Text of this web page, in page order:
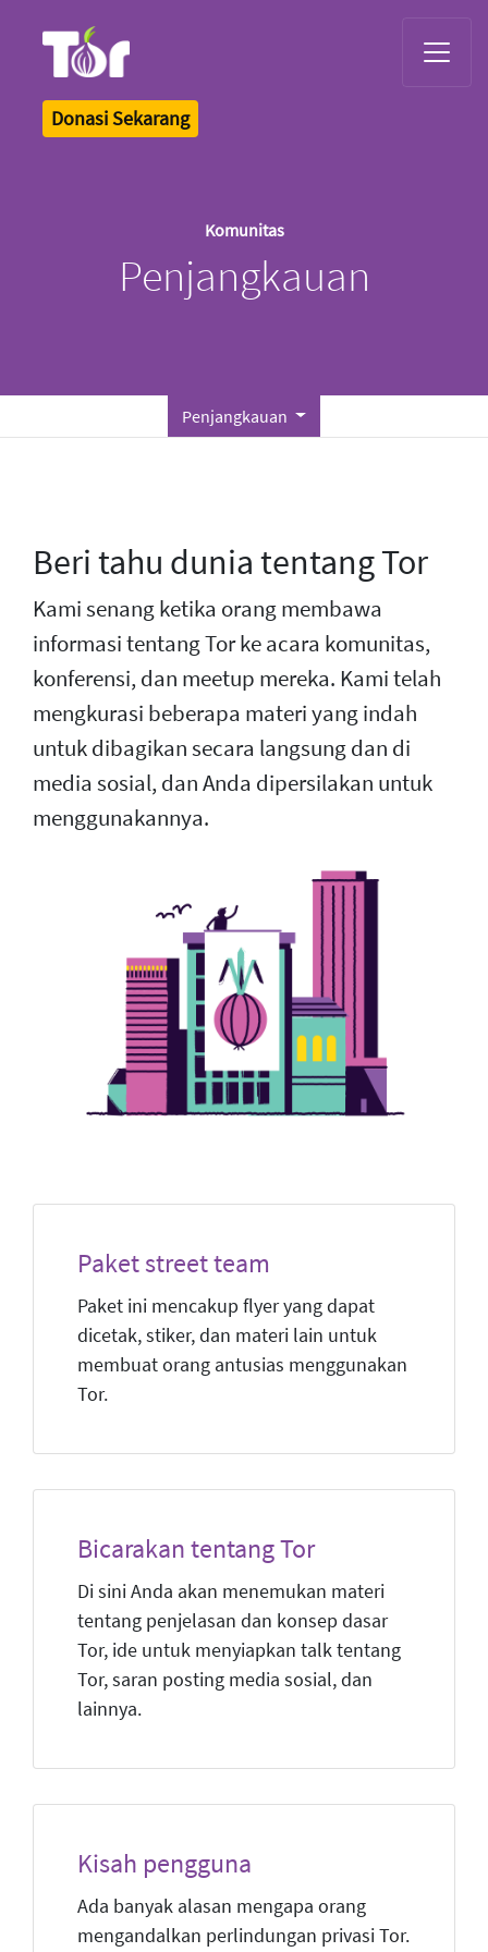
Donasi Sekarang
Komunitas
Penjangkauan
Penjangkauan
Beri tahu dunia tentang Tor
Kami senang ketika orang membawa
informasi tentang Tor ke acara komunitas,
konferensi, dan meetup mereka. Kami telah
mengkurasi beberapa materi yang indah
untuk dibagikan secara langsung dan di
media sosial, dan Anda dipersilakan untuk
menggunakannya.
Paket street team
Paket ini mencakup flyer yang dapat
dicetak, stiker, dan materi lain untuk
membuat orang antusias menggunakan
Tor.
Bicarakan tentang Tor
Di sini Anda akan menemukan materi
tentang penjelasan dan konsep dasar
Tor, ide untuk menyiapkan talk tentang
Tor, saran posting media sosial, dan
lainnya.
Kisah pengguna
Ada banyak alasan mengapa orang
mengandalkan perlindungan privasi Tor.